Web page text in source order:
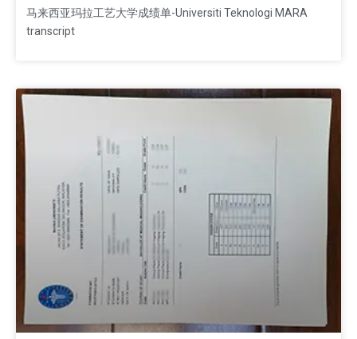
马来西亚玛拉工艺大学成绩单-Universiti Teknologi MARA
transcript